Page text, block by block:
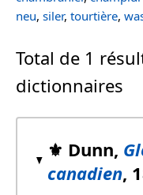
neu, siler, tourtière,
Total de 1
dictionnaires
⚜️ Dunn,
canadien,